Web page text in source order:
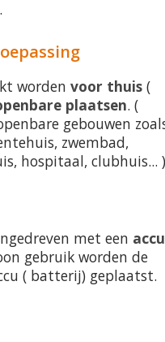
.
worden voor thuis (
plaatsen. (
gebouwen
zwembad,
hospitaal, clubhuis... )
met een accu
gebruik worden de
( batterij) geplaatst.